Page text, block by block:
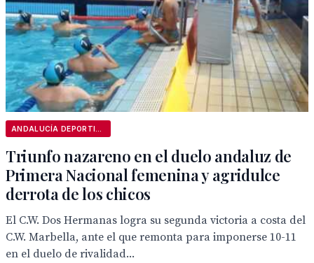
Triunfo nazareno en el duelo andaluz de
Primera Nacional femenina y agridulce
derrota de los chicos
El C.W. Dos Hermanas logra su segunda victoria a costa del
C.W. Marbella, ante el que remonta para imponerse 10-11
en el duelo de rivalidad...